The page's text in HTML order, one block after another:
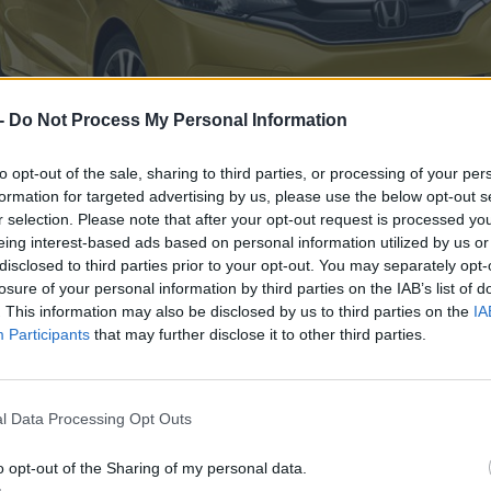
Do Not Process My Personal Information
opt-out of the sale, sharing to third parties, or processing of your
for targeted advertising by us, please use the below opt-out
selection. Please note that after your opt-out request is processed
interest-based ads based on personal information utilized by us
to third parties prior to your opt-out. You may separately
of your personal information by third parties on the IAB’s list of
This information may also be disclosed by us to third parties on the
Participants that may further disclose it to other third parties.
Data Processing Opt Outs
opt-out of the Sharing of my personal data.
Ami tudható, hogy egy tavalyi bejelentésük szerint a
évben pedig 18 új modell várható. Jelenleg a Bolt az egyetlen